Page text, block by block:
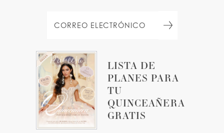
LISTA DE
PLANES PARA
TU
QUINCEAÑERA
GRATIS